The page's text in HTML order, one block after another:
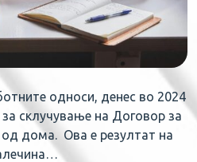
односи, денес во 2024
склучување на Договор за
дома. Ова е резултат на